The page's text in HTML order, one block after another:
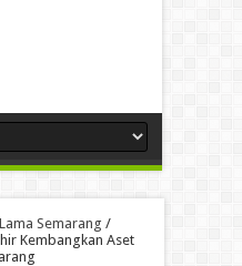
Semarang /
Kembangkan Aset